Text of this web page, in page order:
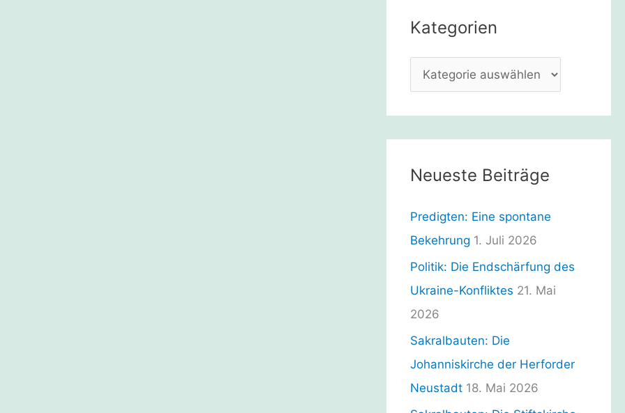
n
n
Kategorien
a
t
e
r
i
Neueste Beiträge
Predigten: Eine spontane
Bekehrung 1. Juli 2026
Politik: Die Endschärfung des
Ukraine-Konfliktes 21. Mai
2026
Sakralbauten: Die
Johanniskirche der Herforder
Neustadt 18. Mai 2026